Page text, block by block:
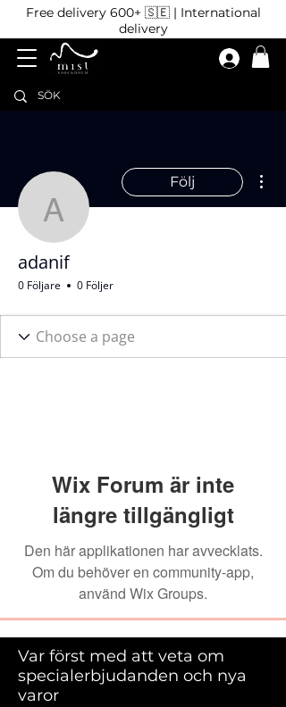
Free delivery 600+ 🇸🇪 | International
delivery
adanif
Följ
adanif
0 Följare 0 Följer
Wix Forum är inte
längre tillgängligt
Den här applikationen har avvecklats.
Om du behöver en community-app,
använd Wix Groups.
Var först med att veta om
specialerbjudanden och nya
varor